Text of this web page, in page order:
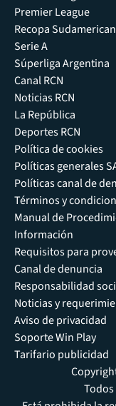
Premier League
Recopa
Serie A
Súperliga Argentina
Canal RCN
Noticias RCN
La República
Deportes RCN
Política de cookies
Políticas generales
Políticas canal de
Términos y
Manual de
Información
Requisitos para
Canal de denuncia
Responsabilidad
Noticias y
Aviso de privacidad
Soporte Win Play
Tarifario publicidad